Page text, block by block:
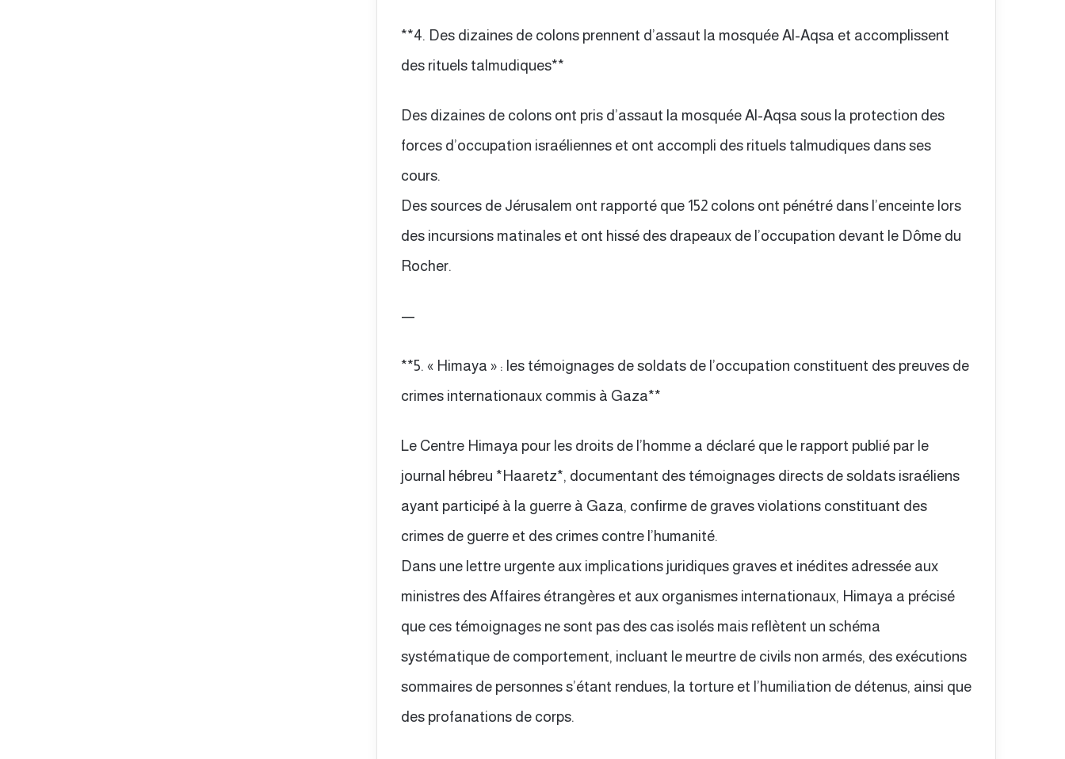
**4. Des dizaines de colons prennent d’assaut la mosquée Al-Aqsa et accomplissent
des rituels talmudiques**
Des dizaines de colons ont pris d’assaut la mosquée Al-Aqsa sous la protection des
forces d’occupation israéliennes et ont accompli des rituels talmudiques dans ses
cours.
Des sources de Jérusalem ont rapporté que 152 colons ont pénétré dans l’enceinte lors
des incursions matinales et ont hissé des drapeaux de l’occupation devant le Dôme du
Rocher.
—
**5. « Himaya » : les témoignages de soldats de l’occupation constituent des preuves de
crimes internationaux commis à Gaza**
Le Centre Himaya pour les droits de l’homme a déclaré que le rapport publié par le
journal hébreu *Haaretz*, documentant des témoignages directs de soldats israéliens
ayant participé à la guerre à Gaza, confirme de graves violations constituant des
crimes de guerre et des crimes contre l’humanité.
Dans une lettre urgente aux implications juridiques graves et inédites adressée aux
ministres des Affaires étrangères et aux organismes internationaux, Himaya a précisé
que ces témoignages ne sont pas des cas isolés mais reflètent un schéma
systématique de comportement, incluant le meurtre de civils non armés, des exécutions
sommaires de personnes s’étant rendues, la torture et l’humiliation de détenus, ainsi que
des profanations de corps.